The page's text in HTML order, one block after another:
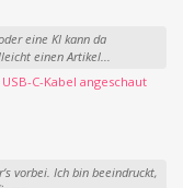
eine KI kann da
einen Artikel...
C-Kabel angeschaut
vorbei. Ich bin beeindruckt,